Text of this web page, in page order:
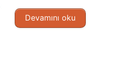
Devamını oku